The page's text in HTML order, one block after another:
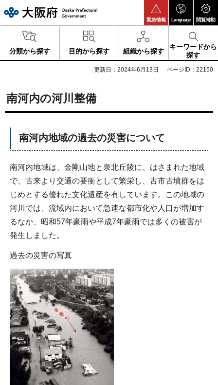
緊急情報 Language 閲覧補助
分類から探す 目的から探す 組織から探す
キーワードから
探す
更新日：2024年6月13日 ページID：22150
南河内の河川整備
南河内地域の過去の災害について
南河内地域は、金剛山地と泉北丘陵に、はさまれた地域
で、古来より交通の要衝として繁栄し、古市古墳群をは
じめとする優れた文化遺産を有しています。この地域の
河川では、流域内において急速な都市化や人口が増加す
るなか、昭和57年豪雨や平成7年豪雨では多くの被害が
発生しました。
過去の災害の写真